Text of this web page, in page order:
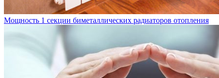
Мощность 1 секции биметаллических радиаторов отопления